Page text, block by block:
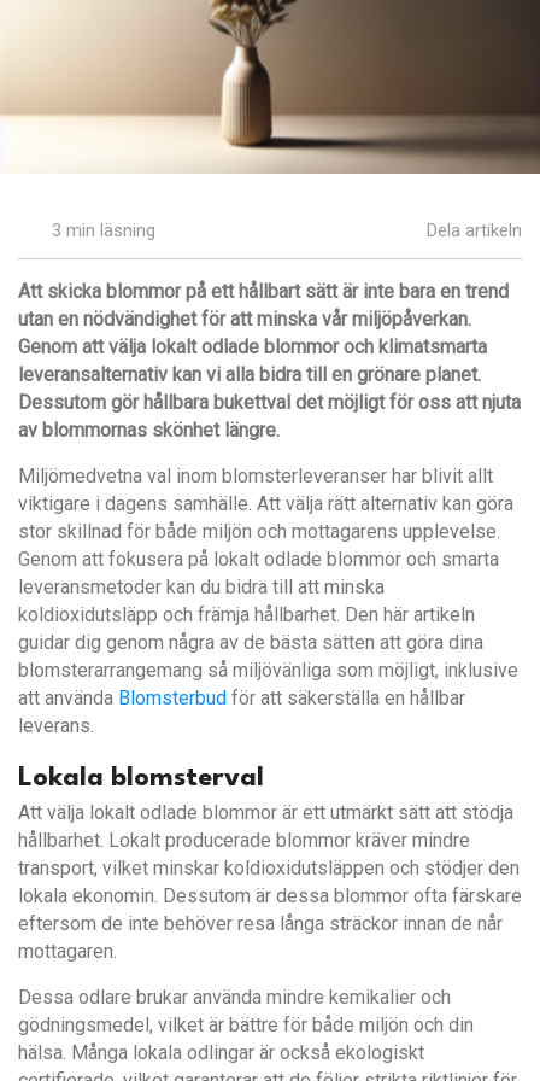
3 min läsning Dela artikeln
Att skicka blommor på ett hållbart sätt är inte bara en trend
utan en nödvändighet för att minska vår miljöpåverkan.
Genom att välja lokalt odlade blommor och klimatsmarta
leveransalternativ kan vi alla bidra till en grönare planet.
Dessutom gör hållbara bukettval det möjligt för oss att njuta
av blommornas skönhet längre.
Miljömedvetna val inom blomsterleveranser har blivit allt
viktigare i dagens samhälle. Att välja rätt alternativ kan göra
stor skillnad för både miljön och mottagarens upplevelse.
Genom att fokusera på lokalt odlade blommor och smarta
leveransmetoder kan du bidra till att minska
koldioxidutsläpp och främja hållbarhet. Den här artikeln
guidar dig genom några av de bästa sätten att göra dina
blomsterarrangemang så miljövänliga som möjligt, inklusive
att använda Blomsterbud för att säkerställa en hållbar
leverans.
Lokala blomsterval
Att välja lokalt odlade blommor är ett utmärkt sätt att stödja
hållbarhet. Lokalt producerade blommor kräver mindre
transport, vilket minskar koldioxidutsläppen och stödjer den
lokala ekonomin. Dessutom är dessa blommor ofta färskare
eftersom de inte behöver resa långa sträckor innan de når
mottagaren.
Dessa odlare brukar använda mindre kemikalier och
gödningsmedel, vilket är bättre för både miljön och din
hälsa. Många lokala odlingar är också ekologiskt